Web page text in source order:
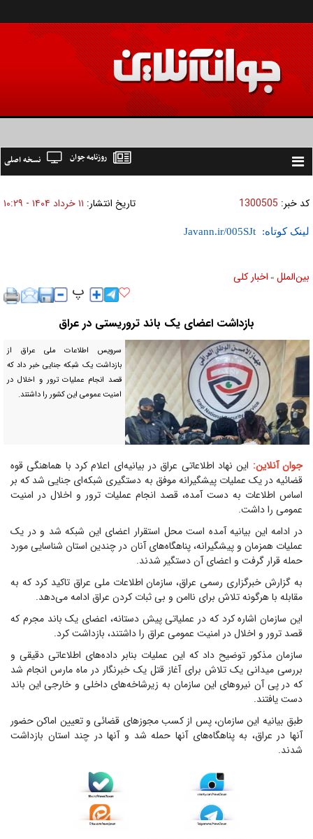
Toggle
نسخه اصلی روزنامه جوان
کد خبر: 1300505 تاریخ انتشار: ۱۱ خرداد ۱۴۰۴ - ۱۰:۲۹
لینک کوتاه:
بين‌الملل » اخبار كلی
بازداشت اعضای یک باند تروریستی در عراق
سرویس اطلاعات ملی عراق از
بازداشت یک شبکه جنایی خبر داد که
قصد انجام عملیات ترور و اخلال در
امنیت عمومی این کشور را داشتند.
جوان آنلاین: این نهاد اطلاعاتی عراق در بیانیه‌ای اعلام کرد با هماهنگی قوه
قضائیه در یک عملیات پیشگیرانه موفق به دستگیری شبکه‌ای جنایی شد که بر
اساس اطلاعات به دست آمده، قصد انجام عملیات ترور و اخلال در امنیت
عمومی را داشت.
در ادامه این بیانیه آمده است محل استقرار اعضای این شبکه شد و در یک
عملیات همزمان و پیشگیرانه، پناهگاه‌های آنان در چندین استان شناسایی مورد
حمله قرار گرفت و اعضای آن دستگیر شدند.
به گزارش خبرگزاری رسمی عراق، سازمان اطلاعات ملی عراق تاکید کرد که به
مقابله با هرگونه تلاش برای ناامن و بی ثبات کردن عراق ادامه می‌دهد.
این سازمان اشاره کرد که در عملیاتی پیش دستانه، اعضای یک باند مجرم که
قصد ترور و اخلال در امنیت عمومی عراق را داشتند، بازداشت کرد.
سازمان مذکور توضیح داد که این عملیات بنابر داده‌های اطلاعاتی دقیقی و
بررسی میدانی یک تلاش برای آغاز قتل یک خبرنگار در ماه مارس انجام شد
که در پی آن نیروهای این سازمان به زیرشاخه‌های داخلی و خارجی این باند
دست یافتند.
طبق بیانیه این سازمان، پس از کسب مجوزهای قضائی و تعیین اماکن حضور
آنها در عراق، به پناهگاه‌های آنها حمله شد و آنها در چند استان بازداشت
شدند.